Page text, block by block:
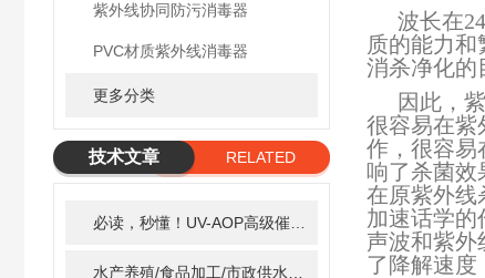
紫外线协同防污消毒器
PVC材质紫外线消毒器
更多分类
技术文章
RELATED
波长在
质的能力
消杀净化的
因此，
很容易在紫
作，很容易
响了杀菌效
在原紫外线
加速话学的
声波和紫外
了降解速度